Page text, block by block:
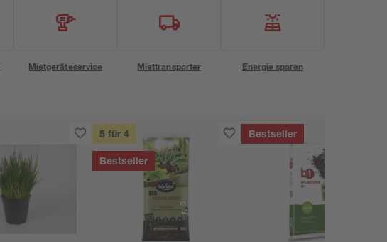
Mietgeräteservice Miettransporter Energie sparen
5 für 4
Bestseller
Bestseller